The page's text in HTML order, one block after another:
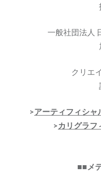
一般社団法人
クリエ
>アーティフィシャ
>カリグラフ
■■メ